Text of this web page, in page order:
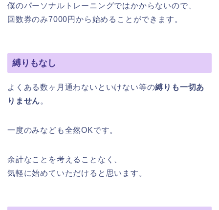
僕のパーソナルトレーニングではかからないので、
回数券のみ7000円から始めることができます。
縛りもなし
よくある数ヶ月通わないといけない等の縛りも一切あ
りません。
一度のみなども全然OKです。
余計なことを考えることなく、
気軽に始めていただけると思います。